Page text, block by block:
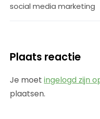
social media marketing
Plaats reactie
Je moet ingelogd zijn
plaatsen.